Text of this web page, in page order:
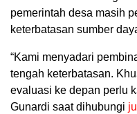
pemerintah desa masih
keterbatasan sumber
“Kami menyadari
tengah keterbatasan.
evaluasi ke depan perlu
Gunardi saat dihubungi